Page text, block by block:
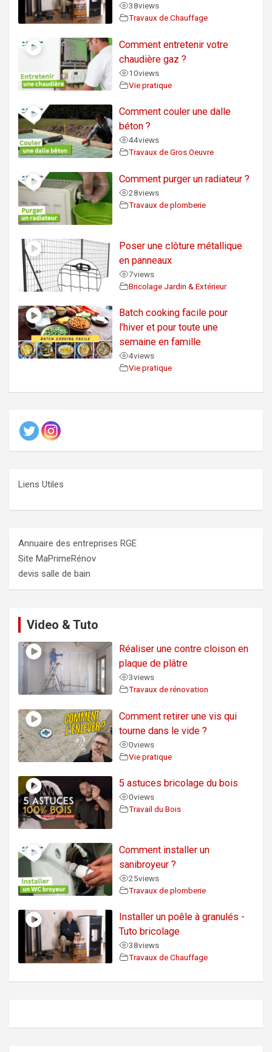
38views
Travaux de Chauffage
Comment entretenir votre
chaudière gaz ?
10views
Vie pratique
Comment couler une dalle
béton ?
44views
Travaux de Gros Oeuvre
Comment purger un radiateur ?
28views
Travaux de plomberie
Poser une clôture métallique
en panneaux
7views
Bricolage Jardin & Extérieur
Batch cooking facile pour
l’hiver et pour toute une
semaine en famille
4views
Vie pratique
Liens Utiles
Annuaire des entreprises RGE
Site MaPrimeRénov
devis salle de bain
Video & Tuto
Réaliser une contre cloison en
plaque de plâtre
3views
Travaux de rénovation
Comment retirer une vis qui
tourne dans le vide ?
0views
Vie pratique
5 astuces bricolage du bois
0views
Travail du Bois
Comment installer un
sanibroyeur ?
25views
Travaux de plomberie
Installer un poêle à granulés -
Tuto bricolage
38views
Travaux de Chauffage